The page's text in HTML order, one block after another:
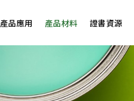
產品應用 產品材料 證書資源